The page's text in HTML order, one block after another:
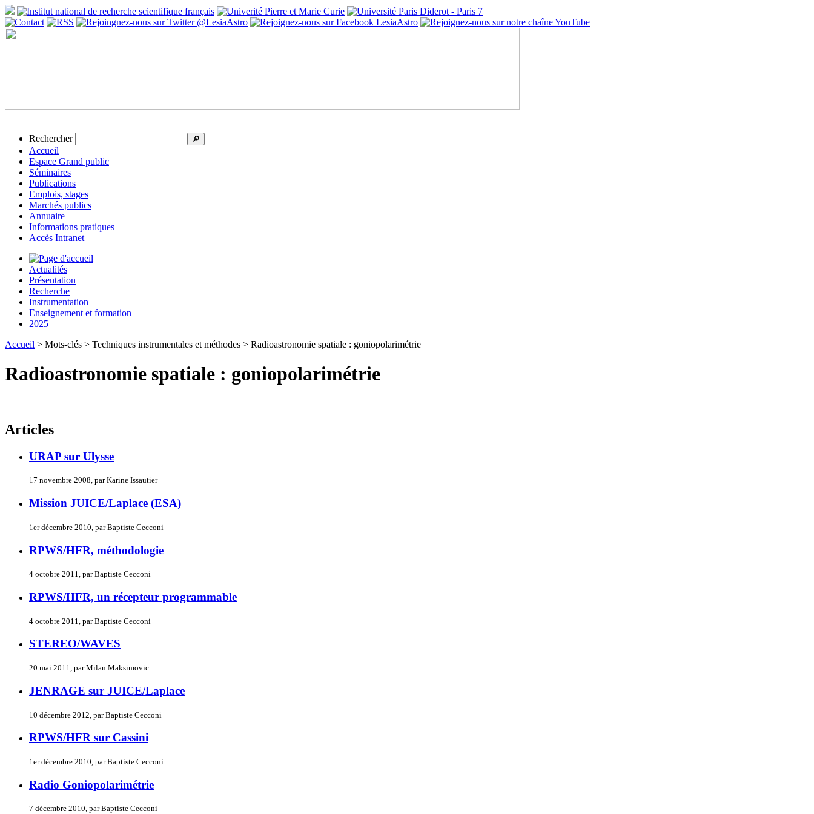
Rechercher 🔎
Accueil
Espace Grand public
Séminaires
Publications
Emplois, stages
Marchés publics
Annuaire
Informations pratiques
Accès Intranet
Actualités
Présentation
Recherche
Instrumentation
Enseignement et formation
2025
Accueil > Mots-clés > Techniques instrumentales et méthodes > Radioastronomie spatiale : goniopolarimétrie
Radioastronomie spatiale : goniopolarimétrie
Articles
URAP sur Ulysse
17 novembre 2008, par Karine Issautier
Mission JUICE/Laplace (ESA)
1er décembre 2010, par Baptiste Cecconi
RPWS/HFR, méthodologie
4 octobre 2011, par Baptiste Cecconi
RPWS/HFR, un récepteur programmable
4 octobre 2011, par Baptiste Cecconi
STEREO/WAVES
20 mai 2011, par Milan Maksimovic
JENRAGE sur JUICE/Laplace
10 décembre 2012, par Baptiste Cecconi
RPWS/HFR sur Cassini
1er décembre 2010, par Baptiste Cecconi
Radio Goniopolarimétrie
7 décembre 2010, par Baptiste Cecconi